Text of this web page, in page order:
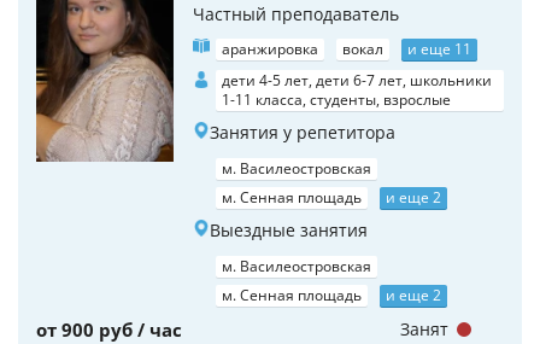
Частный преподаватель
аранжировка вокал
и еще 11
дети 4-5 лет, дети 6-7 лет, школьники
1-11 класса, студенты, взрослые
Занятия у репетитора
м. Василеостровская
м. Сенная площадь
и еще 2
Выездные занятия
м. Василеостровская
м. Сенная площадь
и еще 2
от 900 руб / час Занят